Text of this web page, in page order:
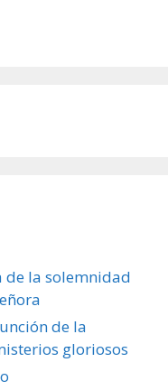
de la solemnidad
de la
gloriosos